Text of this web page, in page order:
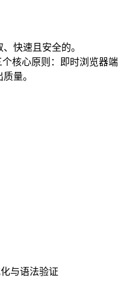
快速且安全的。
个核心原则：即时浏览器端
量。
与语法验证